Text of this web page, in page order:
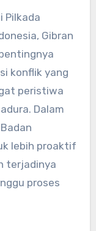
Pilkada
Gibran
konflik yang
peristiwa
Dalam
lebih proaktif
terjadinya
proses